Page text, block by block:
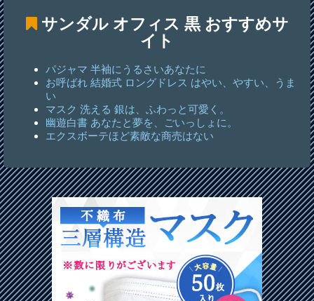
サンダル オフィス 黒おすすめサ
イト
パジャマ 半袖にうるさいあなたに
お呼ばれ 結婚式 ロングドレス はやい、やすい、うま
い
マスク 洗える 銀は、ふわっと可愛く。
幽遊白書 あなたと夢を、ごいっしょに。
エクスボーテほど素敵な商売はない